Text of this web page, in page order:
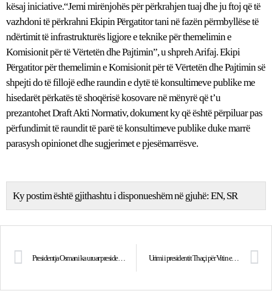
kësaj iniciative.“Jemi mirënjohës për përkrahjen tuaj dhe ju ftoj që të
vazhdoni të përkrahni Ekipin Përgatitor tani në fazën përmbyllëse të
ndërtimit të infrastrukturës ligjore e teknike për themelimin e
Komisionit për të Vërtetën dhe Pajtimin”, u shpreh Arifaj. Ekipi
Përgatitor për themelimin e Komisionit për të Vërtetën dhe Pajtimin së
shpejti do të fillojë edhe raundin e dytë të konsultimeve publike me
hisedarët përkatës të shoqërisë kosovare në mënyrë që t’u
prezantohet Draft Akti Normativ, dokument ky që është përpiluar pas
përfundimit të raundit të parë të konsultimeve publike duke marrë
parasysh opinionet dhe sugjerimet e pjesëmarrësve.
Ky postim është gjithashtu i disponueshëm në gjuhë:EN SR
Presidentja Osmani ka uruar presidentin e sapozgjedhur të Brazilit, Luiz Inácio Lula da Silva Urimi i presidentit Thaçi për Vitin e Ri 2020!